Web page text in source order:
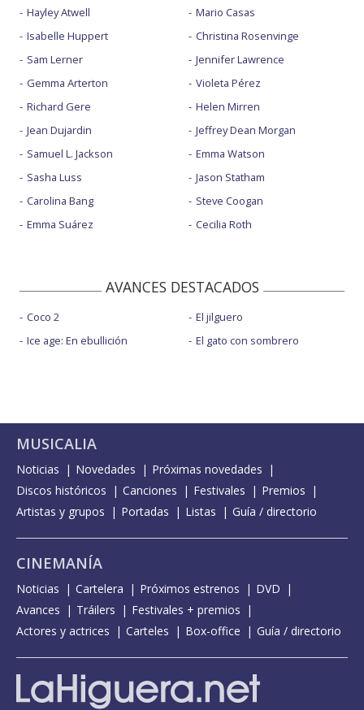
Hayley Atwell
Isabelle Huppert
Sam Lerner
Gemma Arterton
Richard Gere
Jean Dujardin
Samuel L. Jackson
Sasha Luss
Carolina Bang
Emma Suárez
Mario Casas
Christina Rosenvinge
Jennifer Lawrence
Violeta Pérez
Helen Mirren
Jeffrey Dean Morgan
Emma Watson
Jason Statham
Steve Coogan
Cecilia Roth
AVANCES DESTACADOS
Coco 2
Ice age: En ebullición
El jilguero
El gato con sombrero
MUSICALIA
Noticias Novedades
Próximas novedades
Discos históricos
Canciones Festivales
Premios
Artistas y grupos
Portadas Listas Guía / directorio
CINEMANÍA
Noticias Cartelera Próximos estrenos
DVD
Avances
Tráilers
Festivales + premios
Actores y actrices
Carteles Box-office Guía / directorio